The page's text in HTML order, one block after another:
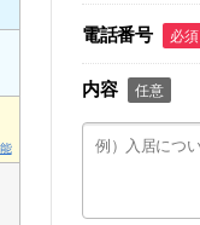
電話番号 必須
内容 任意